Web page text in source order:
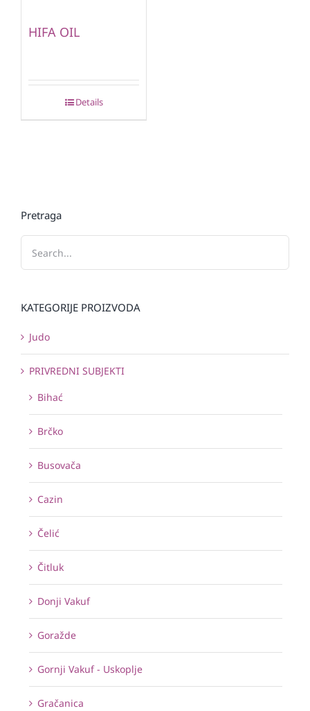
HIFA OIL
Details
Pretraga
KATEGORIJE PROIZVODA
Judo
PRIVREDNI SUBJEKTI
Bihać
Brčko
Busovača
Cazin
Čelić
Čitluk
Donji Vakuf
Goražde
Gornji Vakuf - Uskoplje
Gračanica